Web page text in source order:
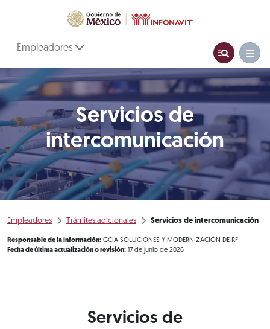
Empleadores
Servicios de
intercomunicación
Empleadores Trámites adicionales Servicios de intercomunicación
Responsable de la información: GCIA SOLUCIONES Y MODERNIZACIÓN DE RF
Fecha de última actualización o revisión: 17 de junio de 2026
Servicios de